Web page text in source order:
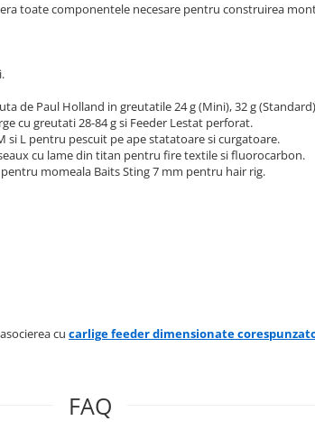
toate componentele necesare pentru construirea
de Paul Holland in greutatile 24 g (Mini), 32 g
cu greutati 28-84 g si Feeder Lestat perforat.
si L pentru pescuit pe ape statatoare si curgatoare.
cu lame din titan pentru fire textile si fluorocarbon.
momeala Baits Sting 7 mm pentru hair rig.
cu carlige feeder dimensionate
FAQ